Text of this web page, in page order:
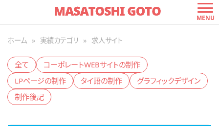
求人サイトの一覧
ホーム » 実績カテゴリ » 求人サイト
全て
コーポレートWEBサイトの制作
LPページの制作
タイ語の制作
グラフィックデザイン
制作後記
MENU